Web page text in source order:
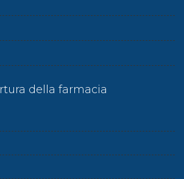
della farmacia